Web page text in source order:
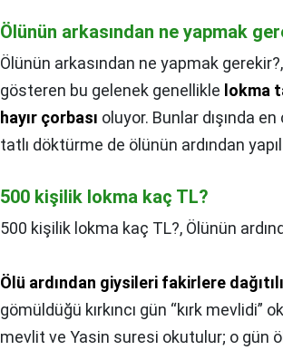
Ölünün arkasından ne yapmak
Ölünün arkasından ne yapmak gerekir?,
gösteren bu gelenek genellikle lokma
hayır çorbası oluyor. Bunlar dışında
tatlı döktürme de ölünün ardından
500 kişilik lokma kaç TL?
500 kişilik lokma kaç TL?, Ölünün
Ölü ardından giysileri fakirlere
gömüldüğü kırkıncı gün “kırk
mevlit ve Yasin suresi okutulur; o gün